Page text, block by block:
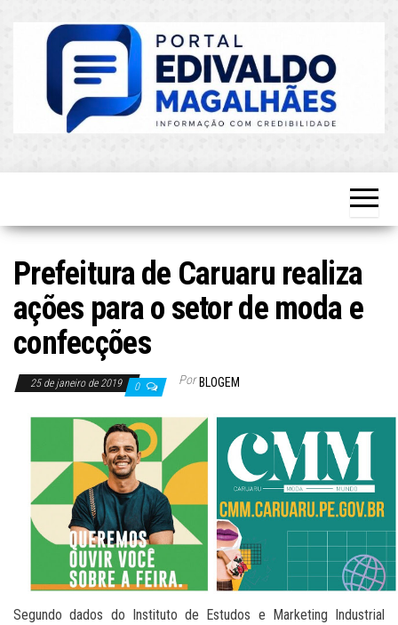
Atualizado!
Prefeitura de Caruaru realiza
ações para o setor de moda e
confecções
25 de janeiro de 2019 0 Por BLOGEM
Segundo dados do Instituto de Estudos e Marketing Industrial